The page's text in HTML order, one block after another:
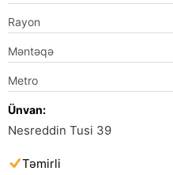
Rayon
Məntəqə
Metro
Ünvan:
Nesreddin Tusi 39
Təmirli